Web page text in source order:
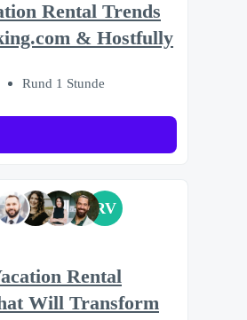
Rental Trends
& Hostfully
Rund 1 Stunde
RV
Rental
Will Transform